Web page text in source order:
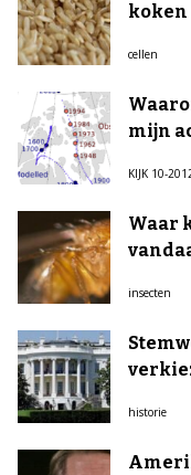
koken
cellen
mijn
KIJK 10-
Waar
insecten
historie